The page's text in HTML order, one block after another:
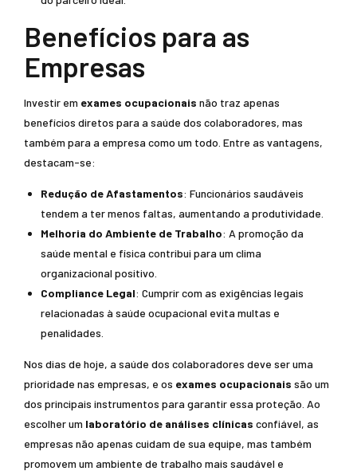
Benefícios para as
Empresas
Investir em exames ocupacionais não traz apenas
benefícios diretos para a saúde dos colaboradores, mas
também para a empresa como um todo. Entre as vantagens,
destacam-se:
Redução de Afastamentos: Funcionários saudáveis
tendem a ter menos faltas, aumentando a produtividade.
Melhoria do Ambiente de Trabalho: A promoção da
saúde mental e física contribui para um clima
organizacional positivo.
Compliance Legal: Cumprir com as exigências legais
relacionadas à saúde ocupacional evita multas e
penalidades.
Nos dias de hoje, a saúde dos colaboradores deve ser uma
prioridade nas empresas, e os exames ocupacionais são um
dos principais instrumentos para garantir essa proteção. Ao
escolher um laboratório de análises clínicas confiável, as
empresas não apenas cuidam de sua equipe, mas também
promovem um ambiente de trabalho mais saudável e